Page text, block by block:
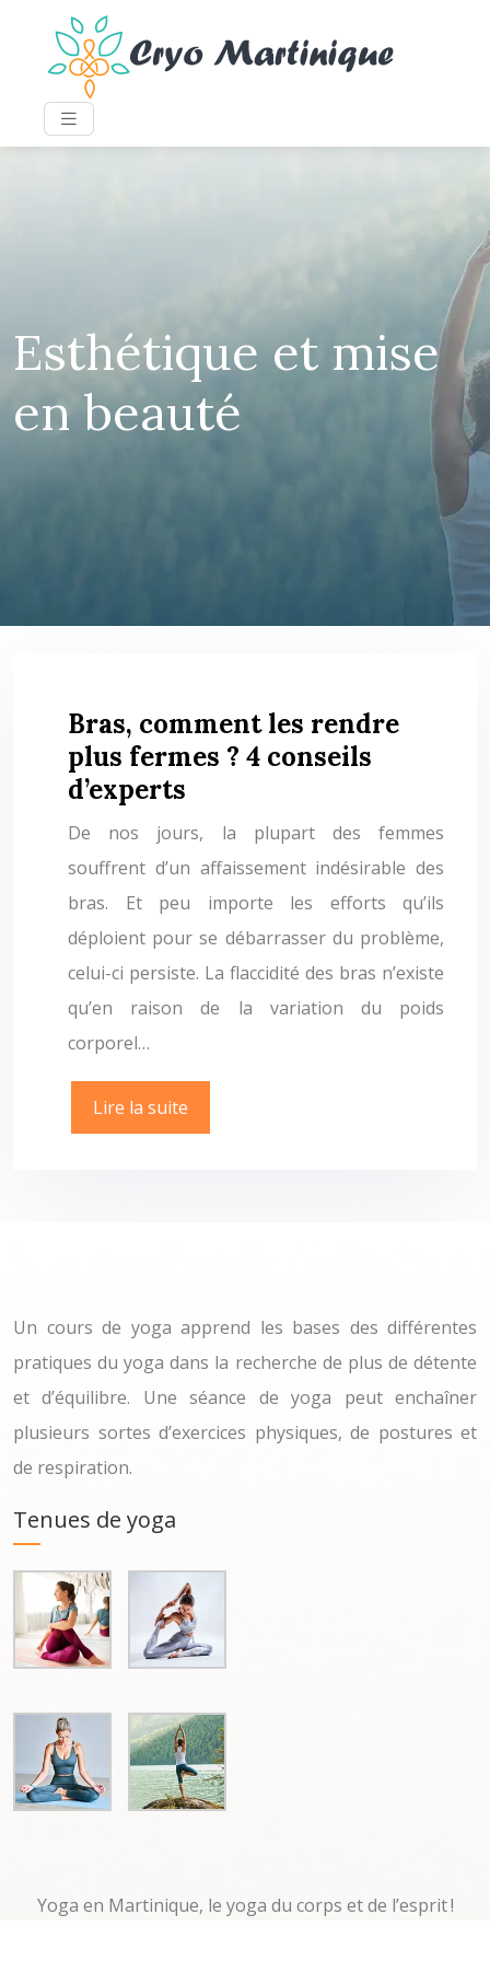
Esthétique et mise
en beauté
Bras, comment les rendre
plus fermes ? 4 conseils
d’experts
De nos jours, la plupart des femmes
souffrent d’un affaissement indésirable des
bras. Et peu importe les efforts qu’ils
déploient pour se débarrasser du problème,
celui-ci persiste. La flaccidité des bras n’existe
qu’en raison de la variation du poids
corporel…
Lire la suite
Un cours de yoga apprend les bases des différentes
pratiques du yoga dans la recherche de plus de détente
et d’équilibre. Une séance de yoga peut enchaîner
plusieurs sortes d’exercices physiques, de postures et
de respiration.
Tenues de yoga
Yoga en Martinique, le yoga du corps et de l’esprit !